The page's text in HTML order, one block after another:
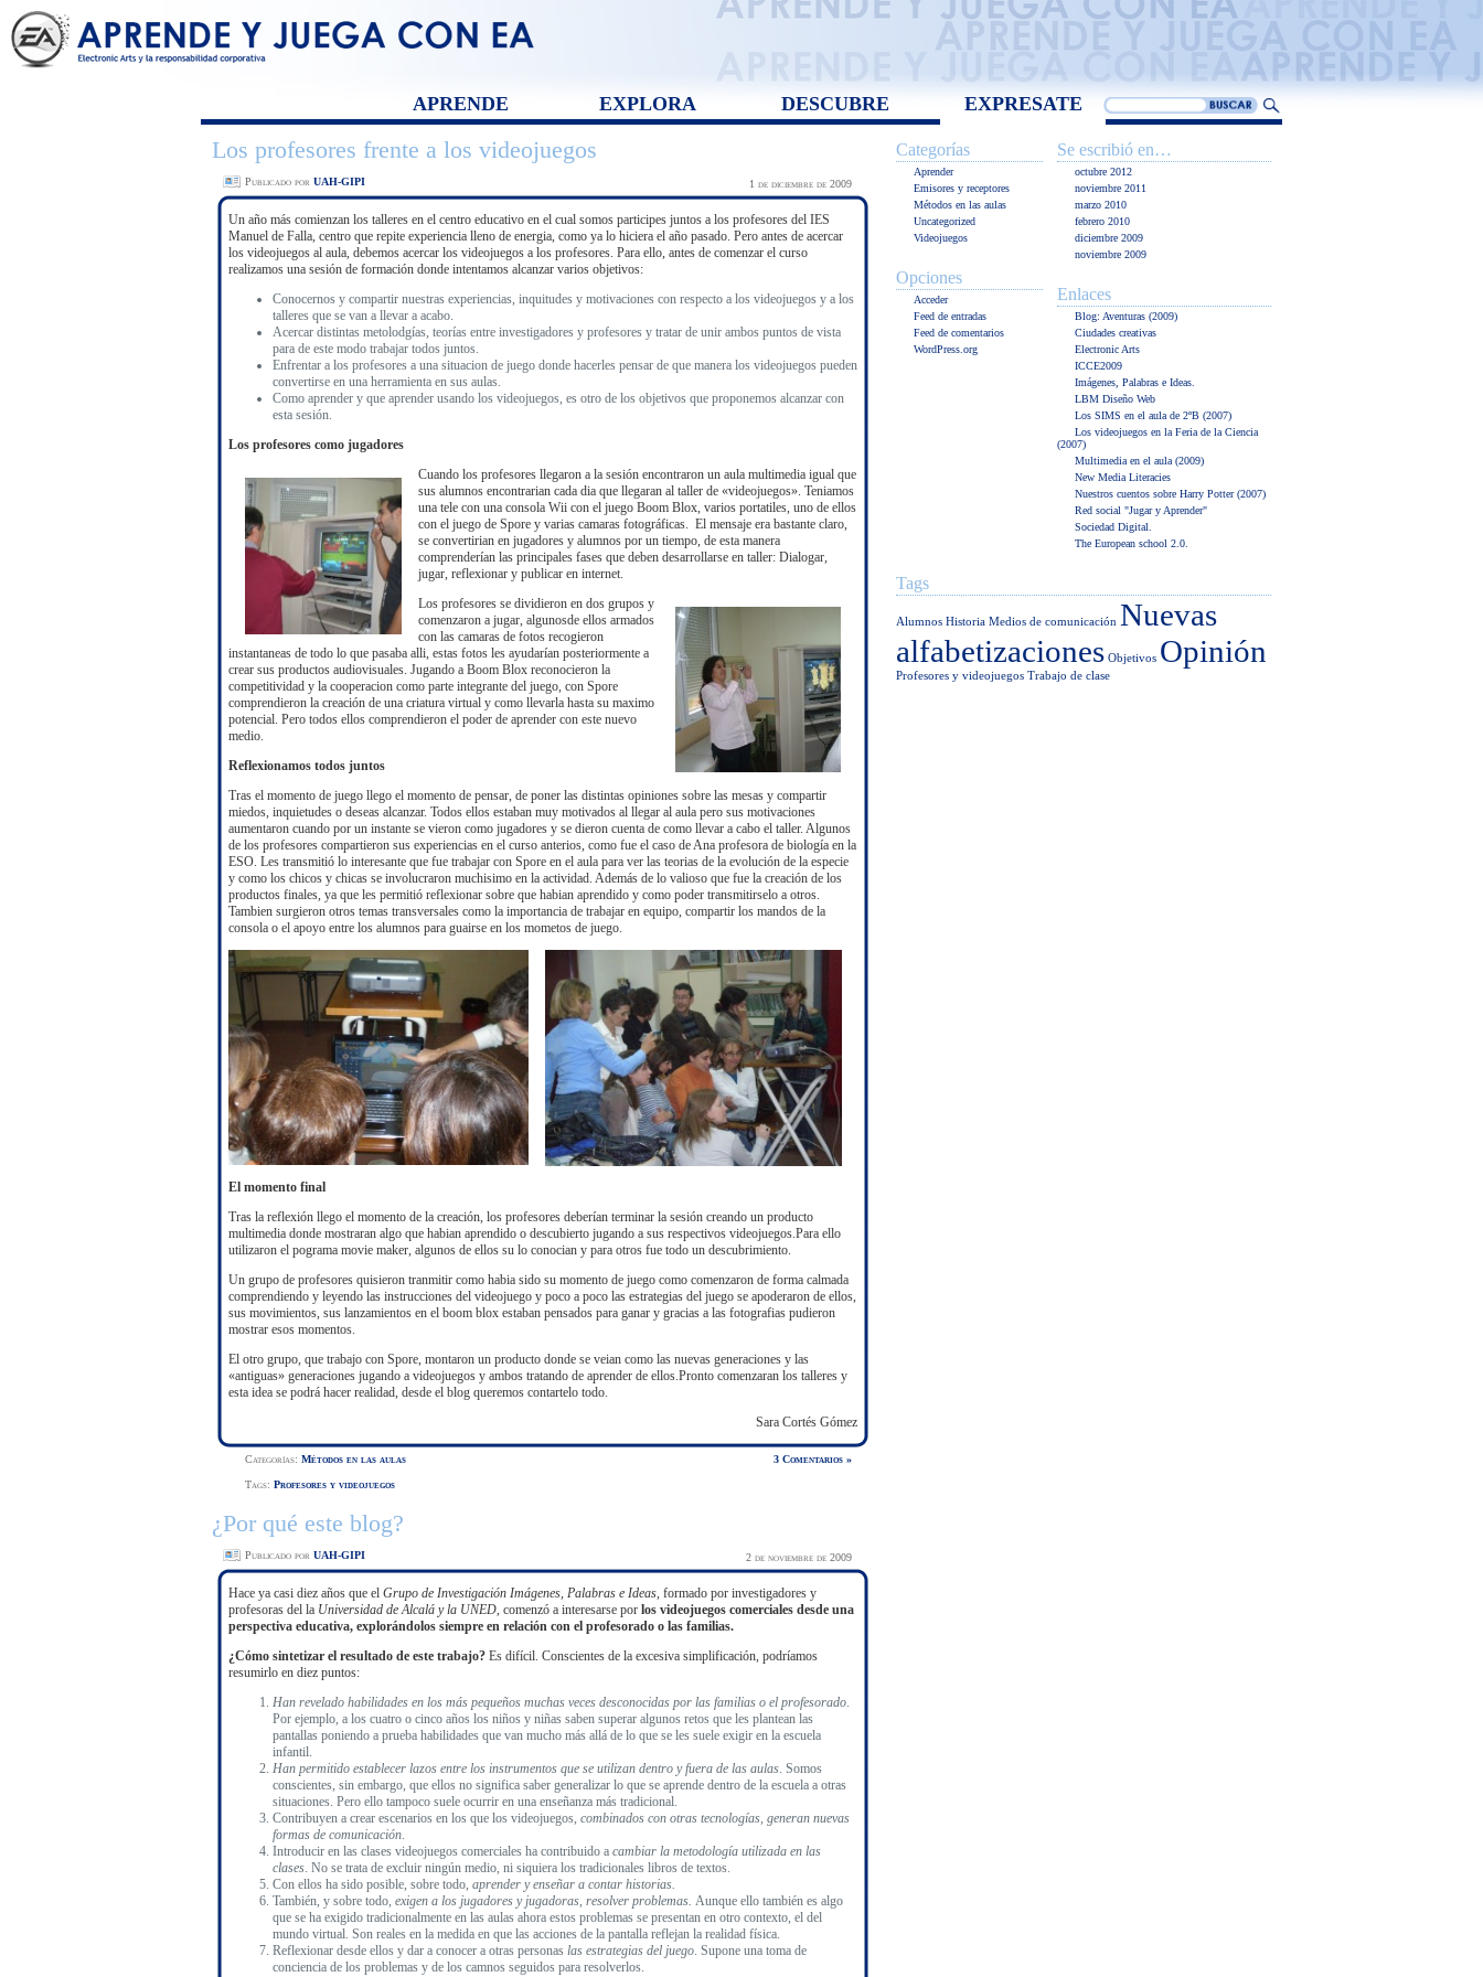
APRENDE EXPLORA DESCUBRE EXPRESATE
Los profesores frente a los videojuegos
Publicado por UAH-GIPI 1 de diciembre de 2009
Un año más comienzan los talleres en el centro educativo en el cual somos participes juntos a los profesores del IES
Manuel de Falla, centro que repite experiencia lleno de energia, como ya lo hiciera el año pasado. Pero antes de acercar
los videojuegos al aula, debemos acercar los videojuegos a los profesores. Para ello, antes de comenzar el curso
realizamos una sesión de formación donde intentamos alcanzar varios objetivos:
Conocernos y compartir nuestras experiencias, inquitudes y motivaciones con respecto a los videojuegos y a los
talleres que se van a llevar a acabo.
Acercar distintas metolodgías, teorías entre investigadores y profesores y tratar de unir ambos puntos de vista
para de este modo trabajar todos juntos.
Enfrentar a los profesores a una situacion de juego donde hacerles pensar de que manera los videojuegos pueden
convertirse en una herramienta en sus aulas.
Como aprender y que aprender usando los videojuegos, es otro de los objetivos que proponemos alcanzar con
esta sesión.
Los profesores como jugadores
Cuando los profesores llegaron a la sesión encontraron un aula multimedia igual que
sus alumnos encontrarian cada dia que llegaran al taller de «videojuegos». Teniamos
una tele con una consola Wii con el juego Boom Blox, varios portatiles, uno de ellos
con el juego de Spore y varias camaras fotográficas. El mensaje era bastante claro,
se convertirian en jugadores y alumnos por un tiempo, de esta manera
comprenderían las principales fases que deben desarrollarse en taller: Dialogar,
jugar, reflexionar y publicar en internet.
Los profesores se dividieron en dos grupos y
comenzaron a jugar, algunosde ellos armados
con las camaras de fotos recogieron
instantaneas de todo lo que pasaba alli, estas fotos les ayudarían posteriormente a
crear sus productos audiovisuales. Jugando a Boom Blox reconocieron la
competitividad y la cooperacion como parte integrante del juego, con Spore
comprendieron la creación de una criatura virtual y como llevarla hasta su maximo
potencial. Pero todos ellos comprendieron el poder de aprender con este nuevo
medio.
Reflexionamos todos juntos
Tras el momento de juego llego el momento de pensar, de poner las distintas opiniones sobre las mesas y compartir
miedos, inquietudes o deseas alcanzar. Todos ellos estaban muy motivados al llegar al aula pero sus motivaciones
aumentaron cuando por un instante se vieron como jugadores y se dieron cuenta de como llevar a cabo el taller. Algunos
de los profesores compartieron sus experiencias en el curso anterios, como fue el caso de Ana profesora de biología en la
ESO. Les transmitió lo interesante que fue trabajar con Spore en el aula para ver las teorias de la evolución de la especie
y como los chicos y chicas se involucraron muchisimo en la actividad. Además de lo valioso que fue la creación de los
productos finales, ya que les permitió reflexionar sobre que habian aprendido y como poder transmitirselo a otros.
Tambien surgieron otros temas transversales como la importancia de trabajar en equipo, compartir los mandos de la
consola o el apoyo entre los alumnos para guairse en los mometos de juego.
El momento final
Tras la reflexión llego el momento de la creación, los profesores deberían terminar la sesión creando un producto
multimedia donde mostraran algo que habian aprendido o descubierto jugando a sus respectivos videojuegos.Para ello
utilizaron el pograma movie maker, algunos de ellos su lo conocian y para otros fue todo un descubrimiento.
Un grupo de profesores quisieron tranmitir como habia sido su momento de juego como comenzaron de forma calmada
comprendiendo y leyendo las instrucciones del videojuego y poco a poco las estrategias del juego se apoderaron de ellos,
sus movimientos, sus lanzamientos en el boom blox estaban pensados para ganar y gracias a las fotografias pudieron
mostrar esos momentos.
El otro grupo, que trabajo con Spore, montaron un producto donde se veian como las nuevas generaciones y las
«antiguas» generaciones jugando a videojuegos y ambos tratando de aprender de ellos.Pronto comenzaran los talleres y
esta idea se podrá hacer realidad, desde el blog queremos contartelo todo.
Sara Cortés Gómez
Categorías: Métodos en las aulas 3 Comentarios »
Tags: Profesores y videojuegos
¿Por qué este blog?
Publicado por UAH-GIPI 2 de noviembre de 2009
Hace ya casi diez años que el Grupo de Investigación Imágenes, Palabras e Ideas, formado por investigadores y
profesoras del la Universidad de Alcalá y la UNED, comenzó a interesarse por los videojuegos comerciales desde una
perspectiva educativa, explorándolos siempre en relación con el profesorado o las familias.
¿Cómo sintetizar el resultado de este trabajo? Es difícil. Conscientes de la excesiva simplificación, podríamos
resumirlo en diez puntos:
Han revelado habilidades en los más pequeños muchas veces desconocidas por las familias o el profesorado.
Por ejemplo, a los cuatro o cinco años los niños y niñas saben superar algunos retos que les plantean las
pantallas poniendo a prueba habilidades que van mucho más allá de lo que se les suele exigir en la escuela
infantil.
Han permitido establecer lazos entre los instrumentos que se utilizan dentro y fuera de las aulas. Somos
conscientes, sin embargo, que ellos no significa saber generalizar lo que se aprende dentro de la escuela a otras
situaciones. Pero ello tampoco suele ocurrir en una enseñanza más tradicional.
Contribuyen a crear escenarios en los que los videojuegos, combinados con otras tecnologías, generan nuevas
formas de comunicación.
Introducir en las clases videojuegos comerciales ha contribuido a cambiar la metodología utilizada en las
clases. No se trata de excluir ningún medio, ni siquiera los tradicionales libros de textos.
Con ellos ha sido posible, sobre todo, aprender y enseñar a contar historias.
También, y sobre todo, exigen a los jugadores y jugadoras, resolver problemas. Aunque ello también es algo
que se ha exigido tradicionalmente en las aulas ahora estos problemas se presentan en otro contexto, el del
mundo virtual. Son reales en la medida en que las acciones de la pantalla reflejan la realidad física.
Reflexionar desde ellos y dar a conocer a otras personas las estrategias del juego. Supone una toma de
conciencia de los problemas y de los camnos seguidos para resolverlos.
Categorías
Aprender
Emisores y receptores
Métodos en las aulas
Uncategorized
Videojuegos
Opciones
Acceder
Feed de entradas
Feed de comentarios
WordPress.org
Se escribió en…
octubre 2012
noviembre 2011
marzo 2010
febrero 2010
diciembre 2009
noviembre 2009
Enlaces
Blog: Aventuras (2009)
Ciudades creativas
Electronic Arts
ICCE2009
Imágenes, Palabras e Ideas.
LBM Diseño Web
Los SIMS en el aula de 2ºB (2007)
Los videojuegos en la Feria de la Ciencia
(2007)
Multimedia en el aula (2009)
New Media Literacies
Nuestros cuentos sobre Harry Potter (2007)
Red social "Jugar y Aprender"
Sociedad Digital.
The European school 2.0.
Tags
Alumnos Historia Medios de comunicación Nuevas
alfabetizaciones Objetivos Opinión
Profesores y videojuegos Trabajo de clase